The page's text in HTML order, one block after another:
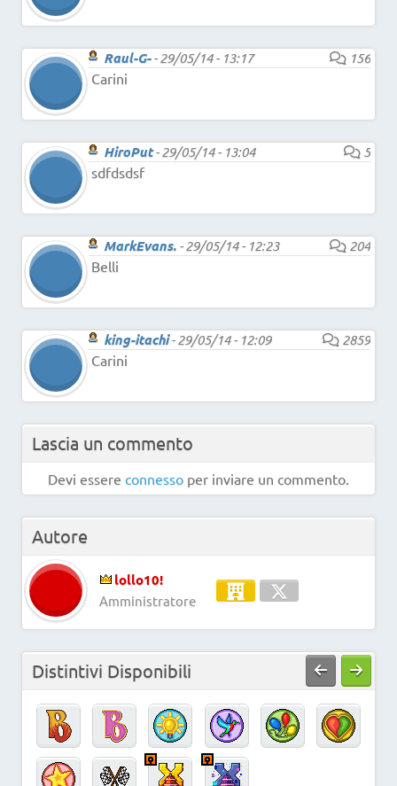
Raul-G--29/05/14 - 13:17
156
Carini
HiroPut-29/05/14 - 13:04
5
sdfdsdsf
MarkEvans. -29/05/14 - 12:23
204
Belli
king-itachi-29/05/14 - 12:09
2859
Carini
Lascia un commento
Devi essere connesso per inviare un commento.
Autore
lollo10!
Amministratore
Distintivi Disponibili